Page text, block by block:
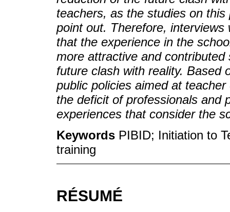
teachers, as the studies on
point out. Therefore,
that the experience in the
more attractive and
future clash with reality. Based
public policies aimed at
the deficit of professionals and
experiences that consider the
Keywords PIBID; Initiation to
training
RÉSUMÉ